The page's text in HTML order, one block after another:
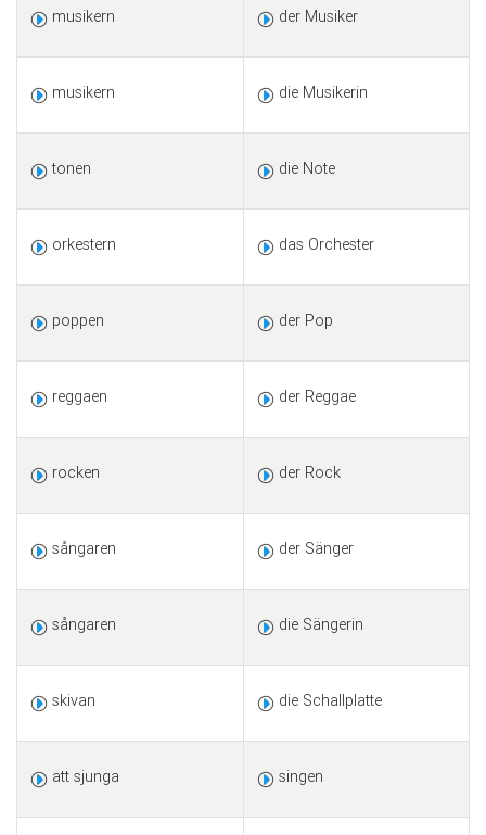
musikern der Musiker
musikern die Musikerin
tonen die Note
orkestern das Orchester
poppen der Pop
reggaen der Reggae
rocken der Rock
sångaren der Sänger
sångaren die Sängerin
skivan die Schallplatte
att sjunga singen